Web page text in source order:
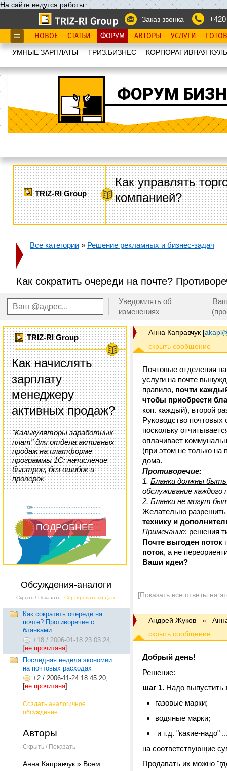
На сайте ведутся работы
Заказ звонка
НОВОЕ СТАТЬИ ФОРУМ АВТОРЫ УСЛУГИ
УМНЫЕ ЗАРПЛАТЫ ТРИЗ.БИЗНЕС КОРПОРАТИВНАЯ
ФОРУМ
TRIZ-RI Group
Как управлять
компанией?
Все категории » Решение рекламных и бизнес-задач
Как сократить очереди на почте?
Уведомлять об
изменениях
TRIZ-RI Group
Как начислять
зарплату
менеджеру
активных продаж?
"Калькуляторы заработных
плат" для отдела активных
продаж на платформе
программы 1С: начисление
быстрое, без ошибок и
проверок
ПОДРОБНЕЕ
Обсуждения-аналоги
Скрыть / Показать Сортировать по дате
Как сократить очереди на
почте? Противоречие с
бланками
+18 / 2006-01-18 23:03:24,
[не прочитана]
Последняя неделя экономии
на почтовых расходах
+2 / 2006-11-24 18:45:20,
[не прочитана]
Создать аналогичное
обсуждение...
Авторы
Скрыть / Показать
Анна Каправчук » Всем
Анна Каправчук [
Почтовые отделения
услуги на почте
правило, почти
чтобы приобрести
коп. каждый), второй
Руководство
поскольку
оплачивает
(при этом не только на
дома.
Противоречие:
1. Бланки должны
обслуживание
2. Бланки не могут
Желательно разрешить
технику и
Примечание: решения
Почте выгоден поток
поток, а не
Ваши идеи?
[Показать все ответы на
Андрей Жуков »
Добрый день!
Решение:
шаг 1. Надо выпустить
газовые марки;
водяные марки;
и т.д. "какие-надо"
на соответствующие
Продавать их можно